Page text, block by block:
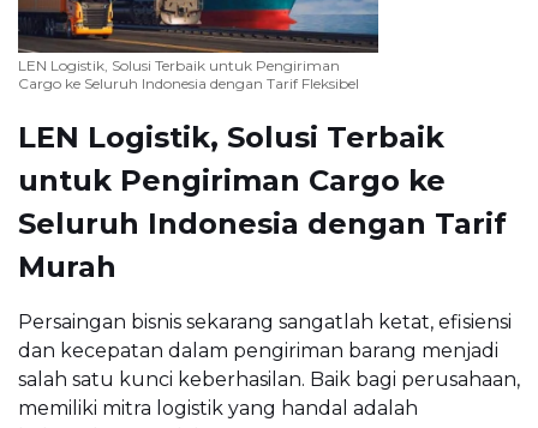
LEN Logistik, Solusi Terbaik untuk Pengiriman
Cargo ke Seluruh Indonesia dengan Tarif Fleksibel
LEN Logistik, Solusi Terbaik
untuk Pengiriman Cargo ke
Seluruh Indonesia dengan Tarif
Murah
Persaingan bisnis sekarang sangatlah ketat, efisiensi
dan kecepatan dalam pengiriman barang menjadi
salah satu kunci keberhasilan. Baik bagi perusahaan,
memiliki mitra logistik yang handal adalah